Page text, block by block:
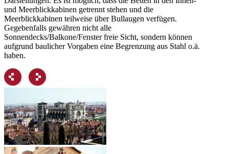
und Meerblickkabinen getrennt stehen und die
Meerblickkabinen teilweise über Bullaugen verfügen.
Gegebenfalls gewähren nicht alle
Sonnendecks/Balkone/Fenster freie Sicht, sondern können
aufgrund baulicher Vorgaben eine Begrenzung aus Stahl o.ä.
haben.